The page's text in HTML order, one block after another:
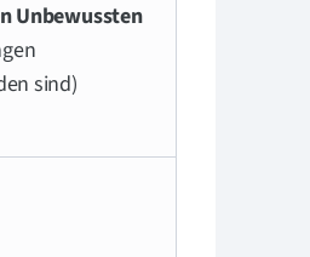
Unbewussten
sind)